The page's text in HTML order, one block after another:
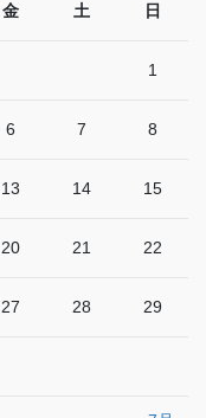
金 土 日
1
6 7 8
13 14 15
20 21 22
27 28 29